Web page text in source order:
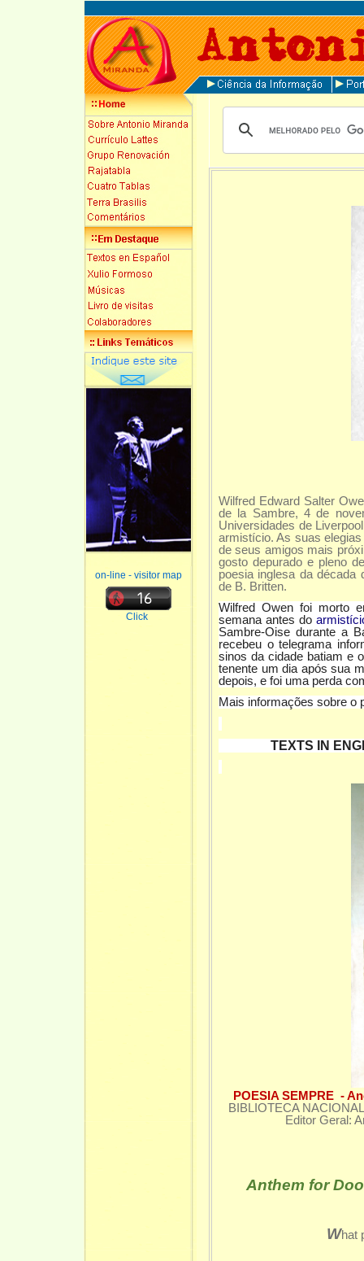
on-line - visitor map
Click
Wilfred Edward Salter
de la Sambre, 4 de
Universidades de
armistício. As suas
de seus amigos mais
gosto depurado e pleno
poesia inglesa da
de B. Britten.
Wilfred Owen foi morto
semana antes do
Sambre-Oise durante a
recebeu o telegrama
sinos da cidade batiam e
tenente um dia após sua
depois, e foi uma perda
Mais informações sobre o
TEXTS IN
POESIA SEMPRE -
BIBLIOTECA
Editor Geral:
Anthem for
What